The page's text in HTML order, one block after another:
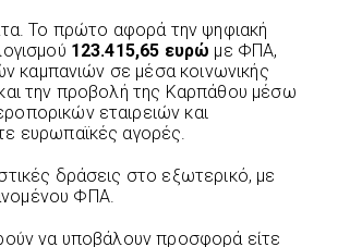
Το πρώτο αφορά την ψηφιακή
123.415,65 ευρώ με ΦΠΑ,
καμπανιών σε μέσα κοινωνικής
την προβολή της Καρπάθου μέσω
εταιρειών και
ευρωπαϊκές αγορές.
δράσεις στο εξωτερικό, με
ΦΠΑ.
να υποβάλουν προσφορά είτε